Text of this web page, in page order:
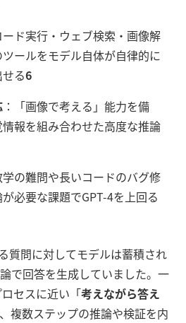
ード実行・ウェブ検索・画像解
ールをモデル自体が自律的に
る6
：「画像で考える」能力を備
報を組み合わせた高度な推論
学の難問や長いコードのバグ修
必要な課題でGPT-4を上回る
質問に対してモデルは蓄積され
で回答を生成していました。一
セスに近い「考えながら答え
複数ステップの推論や検証を内